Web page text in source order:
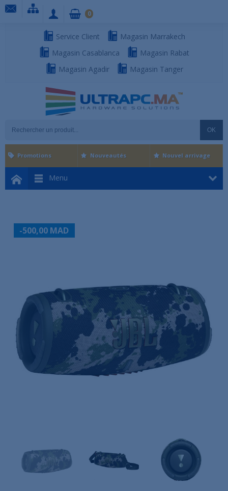
Service Client
Magasin Marrakech
Magasin Casablanca
Magasin Rabat
Magasin Agadir
Magasin Tanger
OK
0
Menu
Promotions Nouveautés Nouvel arrivage
-500,00 MAD